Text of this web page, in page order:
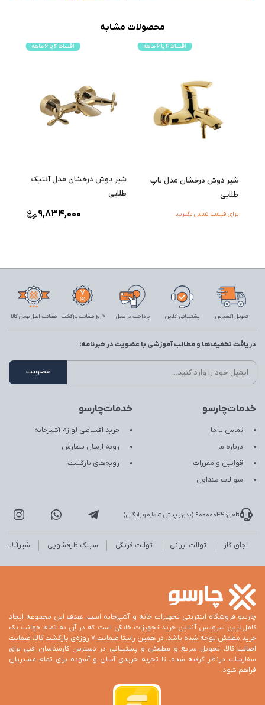
محصولات مشابه
شیر دوش درخشان مدل تاپ
طلایی
برای قیمت تماس بگیرید
شیر دوش درخشان مدل آنتیک
طلایی
9,834,000
تحویل اکسپرس پشتیبانی آنلاین پرداخت در محل 7 روز ضمانت بازگشت ضمانت اصل بودن کالا
خدمات‌چارسو
تماس با ما
درباره ما
قوانین و مقررات
سوالات متداول
خدمات‌چارسو
خرید اقساطی لوازم آشپزخانه
رویه ارسال سفارش
رویه‌های بازگشت
دریافت تخفیف‌ها و مطالب آموزشی با عضویت در خبرنامه:
تلفن: 90000044 (بدون پیش شماره و رایگان)
اجاق گاز توالت ایرانی توالت فرنگی سینک ظرفشویی شیرآلات
چارسو فروشگاه اینترنتی تجهیزات خانه و آشپزخانه است. هدف این مجموعه ایجاد
کامل‌ترین سرویس آنلاین خرید تجهیزات خانگی است که در آن به تمام جوانب یک
خرید مطمئن توجه شده باشد. در همین راستا ضمانت 7 روزه‌ی بازگشت کالا، ضمانت
اصالت کالا، تحویل سریع و مطمئن و پشتیبانی در دسترس کارشناسان فنی برای
سفارشات درنظر گرفته شده، تا تجربه خریدی آسان و آسوده برای تمام مشتریان
فراهم شود.